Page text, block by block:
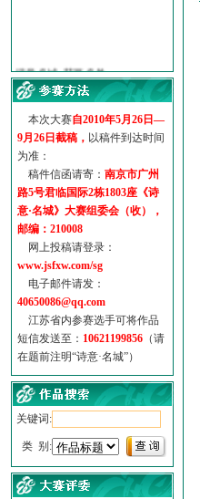
·【诗意·名城】地铁展示作...
诗意名城·地铁时间
参赛作品多达5000多首
“诗意·名城”晒诗会
特别通知--致广大诗词爱好...
本次大赛自2010年5月26日—
9月26日截稿， 以稿件到达时间
为准：
稿件信函请寄： 南京市广州
路5号君临国际2栋1803座《诗
意·名城》大赛组委会（收），
邮编：210008
网上投稿请登录：
www.jsfxw.com/sg
电子邮件请发：
40650086@qq.com
江苏省内参赛选手可将作品
短信发送至： 10621199856 （请
在题前注明“诗意·名城”）
关键词:
类 别: